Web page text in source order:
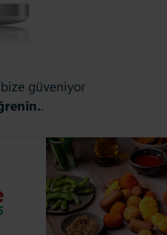
güveniyor
.